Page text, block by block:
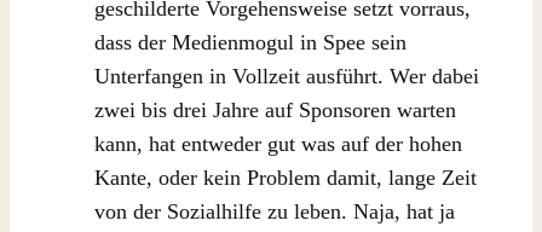
geschilderte Vorgehensweise setzt vorraus,
dass der Medienmogul in Spee sein
Unterfangen in Vollzeit ausführt. Wer dabei
zwei bis drei Jahre auf Sponsoren warten
kann, hat entweder gut was auf der hohen
Kante, oder kein Problem damit, lange Zeit
von der Sozialhilfe zu leben. Naja, hat ja